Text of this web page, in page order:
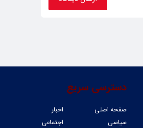
دسترسی سریع
صفحه اصلی
اخبار
سیاسی
اجتماعی